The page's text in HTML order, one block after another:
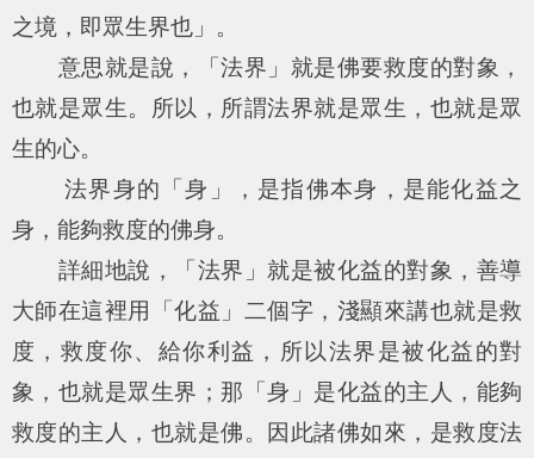
之境，即眾生界也」。
意思就是說，「法界」就是佛要救度的對象，
也就是眾生。所以，所謂法界就是眾生，也就是眾
生的心。
法界身的「身」，是指佛本身，是能化益之
身，能夠救度的佛身。
詳細地說，「法界」就是被化益的對象，善導
大師在這裡用「化益」二個字，淺顯來講也就是救
度，救度你、給你利益，所以法界是被化益的對
象，也就是眾生界；那「身」是化益的主人，能夠
救度的主人，也就是佛。因此諸佛如來，是救度法